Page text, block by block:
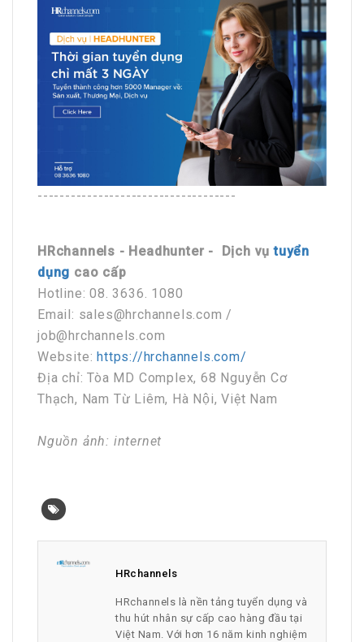
------------------------------------
HRchannels - Headhunter - Dịch vụtuyển
dụng cao cấp
Hotline: 08. 3636. 1080
Email: sales@hrchannels.com /
job@hrchannels.com
Website:https://hrchannels.com/
Địa chỉ: Tòa MD Complex, 68 Nguyễn Cơ
Thạch, Nam Từ Liêm, Hà Nội, Việt Nam
Nguồn ảnh: internet
HRchannels
HRchannels là nền tảng tuyển dụng và
thu hút nhân sự cấp cao hàng đầu tại
Việt Nam. Với hơn 16 năm kinh nghiệm